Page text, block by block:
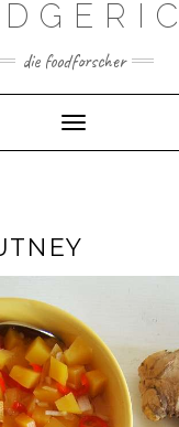
die foodforscher
Toggle Navigation